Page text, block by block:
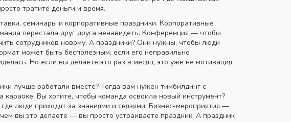
тратите деньги и время.
семинары и корпоративные праздники. Корпоративные
перестала друг друга ненавидеть. Конференция — чтобы
сотрудников новому. А праздники? Они нужны, чтобы люди
может быть бесполезным, если его неправильно
Но если вы делаете это раз в месяц, это уже не мотивация,
лучше работали вместе? Тогда вам нужен тимбилдинг с
Вы хотите, чтобы команда освоила новый инструмент?
люди приходят за знаниями и связями. Бизнес-мероприятия —
вы это делаете — вы просто устраиваете праздник. А праздник